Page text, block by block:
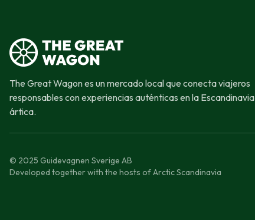
The Great Wagon es un mercado local que conecta viajeros
responsables con experiencias auténticas en la Escandinavia
ártica.
© 2025 Guidevagnen Sverige AB
Developed together with the hosts of Arctic Scandinavia